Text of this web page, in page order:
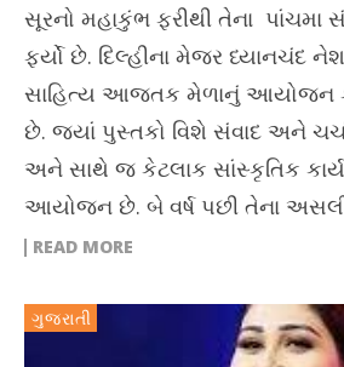
સૂરનો મહાકુંભ ફરીથી તેના પાંચમા
ફર્યો છે. દિલ્હીના મેજર ધ્યાનચંદ
સાહિત્ય આજતક મેળાનું આયોજન
છે. જ્યાં પુસ્તકો વિશે સંવાદ અને
અને સાથે જ કેટલાક સાંસ્કૃતિક
આયોજન છે. બે વર્ષ પછી તેના
READ MORE
ગુજરાતી